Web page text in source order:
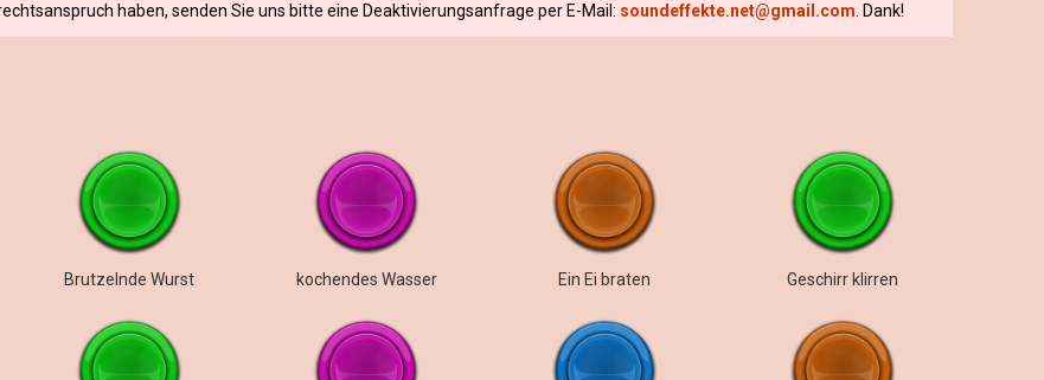
haben, senden Sie uns bitte eine Deaktivierungsanfrage per E-Mail: soundeffekte.net@gmail.com . Dank!
Brutzelnde Wurst kochendes Wasser Ein Ei braten Geschirr klirren